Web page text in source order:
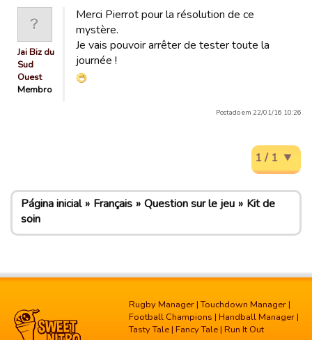
Jai Biz du
Sud
Ouest
Membro
Merci Pierrot pour la résolution de ce
mystère.
Je vais pouvoir arrêter de tester toute la
journée !
Postado em 22/01/16 10:26
1 / 1
Página inicial Français Question sur le jeu
Kit de
soin
Rugby Manager |Touchdown Manager |
Football Champions | Handball Manager |
Tasty Tale | Fancy Tale | Run It Out